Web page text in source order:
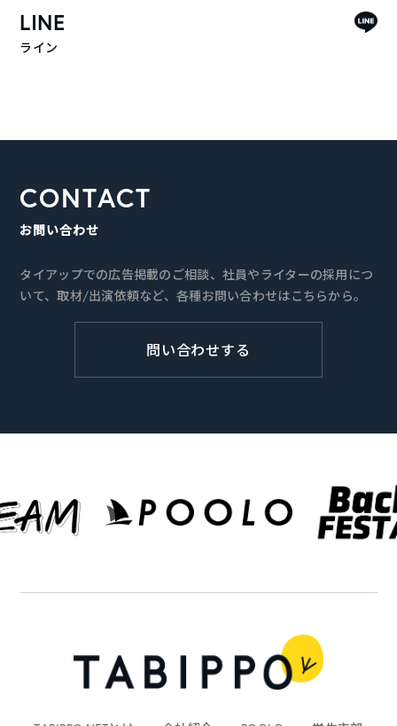
LINE
ライン
CONTACT
お問い合わせ
タイアップでの広告掲載のご相談、社員やライターの採用につ
いて、取材/出演依頼など、各種お問い合わせはこちらから。
問い合わせする